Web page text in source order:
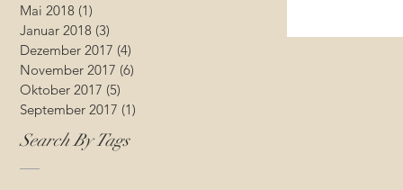
Mai 2018 (1)
Januar 2018 (3)
Dezember 2017 (4)
November 2017 (6)
Oktober 2017 (5)
September 2017 (1)
Search By Tags